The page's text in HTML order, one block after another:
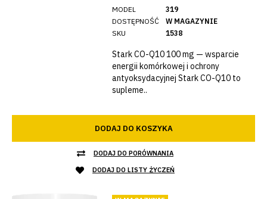
MODEL
DOSTĘPNOŚĆ
SKU
319
W MAGAZYNIE
1538
Stark CO-Q10 100 mg — wsparcie
energii komórkowej i ochrony
antyoksydacyjnej Stark CO-Q10 to
supleme..
DODAJ DO KOSZYKA
DODAJ DO PORÓWNANIA
DODAJ DO LISTY ŻYCZEŃ